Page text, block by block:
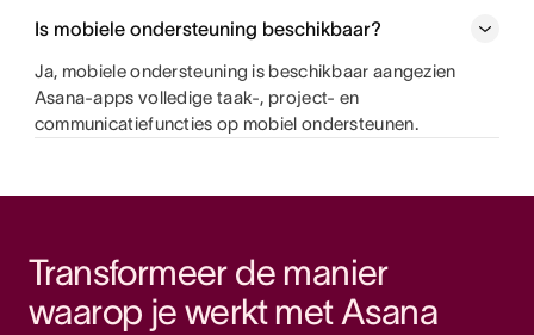
Is mobiele ondersteuning beschikbaar?
Ja, mobiele ondersteuning is beschikbaar aangezien
Asana-apps volledige taak-, project- en
communicatiefuncties op mobiel ondersteunen.
Transformeer de manier
waarop je werkt met Asana